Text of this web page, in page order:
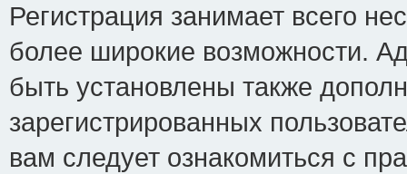
Регистрация занимает всего
более широкие возможности.
быть установлены также
зарегистрированных
вам следует ознакомиться с